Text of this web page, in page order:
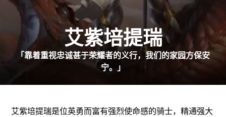
艾紫培提瑞
「靠着重视忠诚甚于荣耀者的义行，我们的家园方保安
宁。」
艾紫培提瑞是位英勇而富有强烈使命感的骑士，精通强大